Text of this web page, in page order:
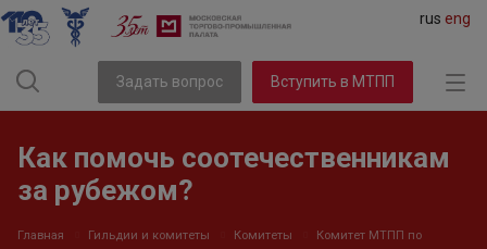
rus eng
Задать вопрос Вступить в МТПП
Как помочь соотечественникам
за рубежом?
Главная Гильдии и комитеты Комитеты
Комитет МТПП по